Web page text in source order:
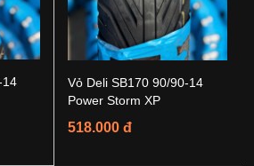
14
Vỏ Deli SB170 90/90-14
Power Storm XP
518.000 đ